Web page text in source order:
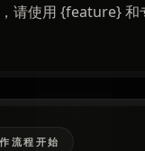
请使用 {feature} 和
流程开始